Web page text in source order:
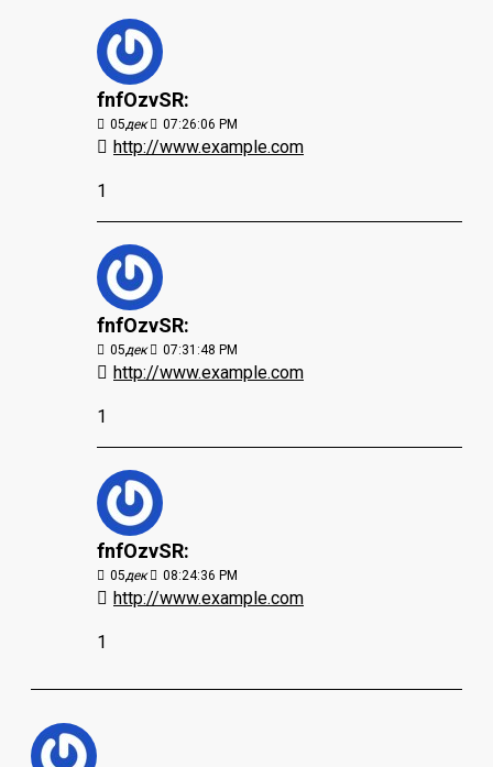
fnfOzvSR:
05дек 07:26:06 PM
http://www.example.com
1
fnfOzvSR:
05дек 07:31:48 PM
http://www.example.com
1
fnfOzvSR:
05дек 08:24:36 PM
http://www.example.com
1